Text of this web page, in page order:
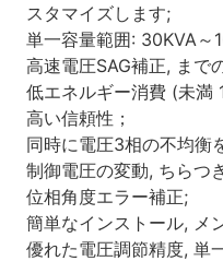
スタマイズします;
単一容量範囲: 30KVA～
高速電圧SAG補正, まで
低エネルギー消費 (未満
高い信頼性；
同時に電圧3相の不均衡
制御電圧の変動, ちらつ
位相角度エラー補正;
簡単なインストール, メ
優れた電圧調節精度, 単